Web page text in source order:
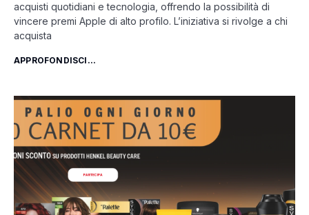
acquisti quotidiani e tecnologia, offrendo la possibilità di
vincere premi Apple di alto profilo. L’iniziativa si rivolge a chi
acquista
APPROFONDISCI...